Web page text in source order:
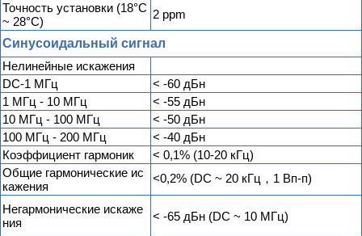
Точность установки (18°C
~ 28°C)
2 ppm
Синусоидальный сигнал
Нелинейные искажения
DC-1 МГц
< -60 дБн
1 МГц - 10 МГц
< -55 дБн
10 МГц - 100 МГц
< -50 дБн
100 МГц - 200 МГц
< -40 дБн
Коэффициент гармоник
< 0,1% (10-20 кГц)
Общие гармонические ис
кажения
<0,2% (DC ~ 20 кГц，1 Вп-п)
Негармонические искаже
ния
< -65 дБн (DC ~ 10 МГц)